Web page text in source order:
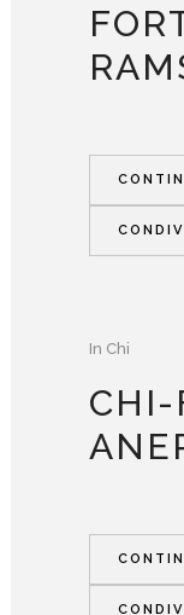
In Chi
CHI-